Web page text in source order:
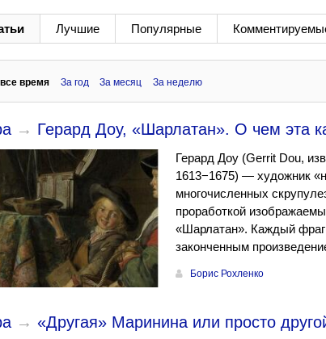
Лучшие Популярные
время За год За месяц За неделю
→ Герард Доу, «Шарлатан». О чем эта
Герард Доу (Gerrit Dou,
1613−1675) — художник
многочисленных
проработкой
«Шарлатан». Каждый
законченным
Борис Рохленко
→ «Другая» Маринина или просто